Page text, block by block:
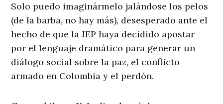
Solo puedo imaginármelo jalándose los pelos
(de la barba, no hay más), desesperado ante el
hecho de que la JEP haya decidido apostar
por el lenguaje dramático para generar un
diálogo social sobre la paz, el conflicto
armado en Colombia y el perdón.